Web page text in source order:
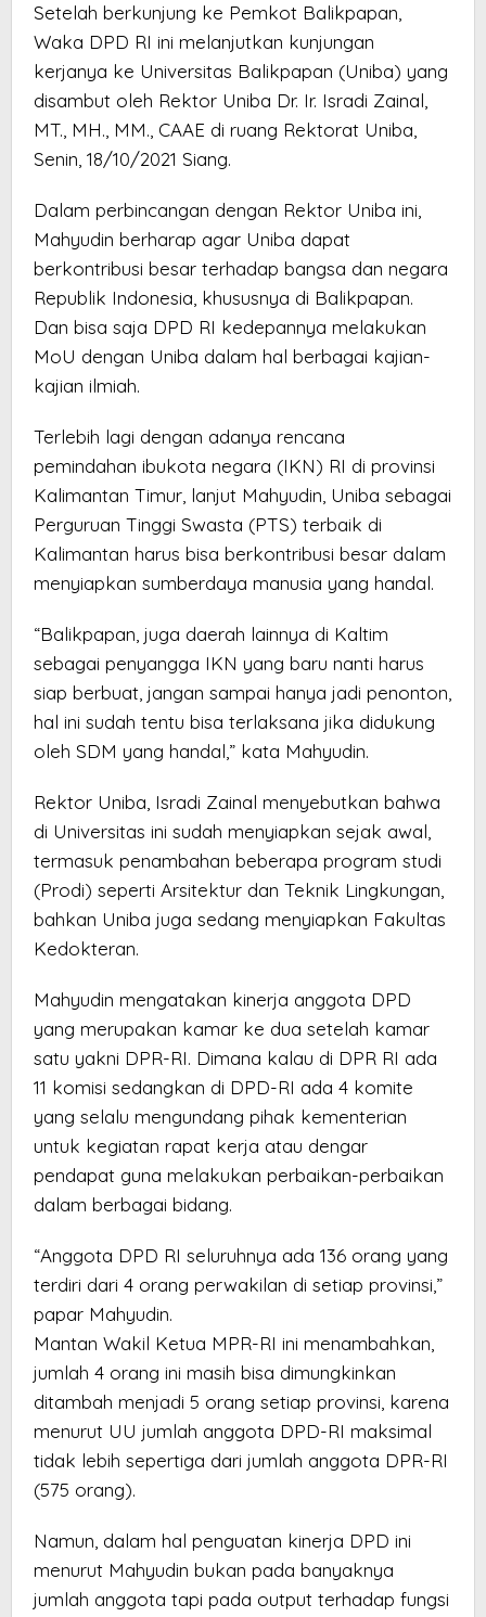
Setelah berkunjung ke Pemkot Balikpapan,
Waka DPD RI ini melanjutkan kunjungan
kerjanya ke Universitas Balikpapan (Uniba) yang
disambut oleh Rektor Uniba Dr. Ir. Isradi Zainal,
MT., MH., MM., CAAE di ruang Rektorat Uniba,
Senin, 18/10/2021 Siang.
Dalam perbincangan dengan Rektor Uniba ini,
Mahyudin berharap agar Uniba dapat
berkontribusi besar terhadap bangsa dan negara
Republik Indonesia, khususnya di Balikpapan.
Dan bisa saja DPD RI kedepannya melakukan
MoU dengan Uniba dalam hal berbagai kajian-
kajian ilmiah.
Terlebih lagi dengan adanya rencana
pemindahan ibukota negara (IKN) RI di provinsi
Kalimantan Timur, lanjut Mahyudin, Uniba sebagai
Perguruan Tinggi Swasta (PTS) terbaik di
Kalimantan harus bisa berkontribusi besar dalam
menyiapkan sumberdaya manusia yang handal.
“Balikpapan, juga daerah lainnya di Kaltim
sebagai penyangga IKN yang baru nanti harus
siap berbuat, jangan sampai hanya jadi penonton,
hal ini sudah tentu bisa terlaksana jika didukung
oleh SDM yang handal,” kata Mahyudin.
Rektor Uniba, Isradi Zainal menyebutkan bahwa
di Universitas ini sudah menyiapkan sejak awal,
termasuk penambahan beberapa program studi
(Prodi) seperti Arsitektur dan Teknik Lingkungan,
bahkan Uniba juga sedang menyiapkan Fakultas
Kedokteran.
Mahyudin mengatakan kinerja anggota DPD
yang merupakan kamar ke dua setelah kamar
satu yakni DPR-RI. Dimana kalau di DPR RI ada
11 komisi sedangkan di DPD-RI ada 4 komite
yang selalu mengundang pihak kementerian
untuk kegiatan rapat kerja atau dengar
pendapat guna melakukan perbaikan-perbaikan
dalam berbagai bidang.
“Anggota DPD RI seluruhnya ada 136 orang yang
terdiri dari 4 orang perwakilan di setiap provinsi,”
papar Mahyudin.
Mantan Wakil Ketua MPR-RI ini menambahkan,
jumlah 4 orang ini masih bisa dimungkinkan
ditambah menjadi 5 orang setiap provinsi, karena
menurut UU jumlah anggota DPD-RI maksimal
tidak lebih sepertiga dari jumlah anggota DPR-RI
(575 orang).
Namun, dalam hal penguatan kinerja DPD ini
menurut Mahyudin bukan pada banyaknya
jumlah anggota tapi pada output terhadap fungsi